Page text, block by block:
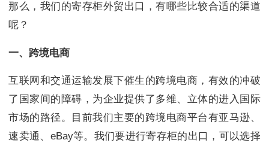
那么，我们的寄存柜外贸出口，有哪些比较合适的渠道
呢？
一、跨境电商
互联网和交通运输发展下催生的跨境电商，有效的冲破
了国家间的障碍，为企业提供了多维、立体的进入国际
市场的路径。目前我们主要的跨境电商平台有亚马逊、
速卖通、eBay等。我们要进行寄存柜的出口，可以选择